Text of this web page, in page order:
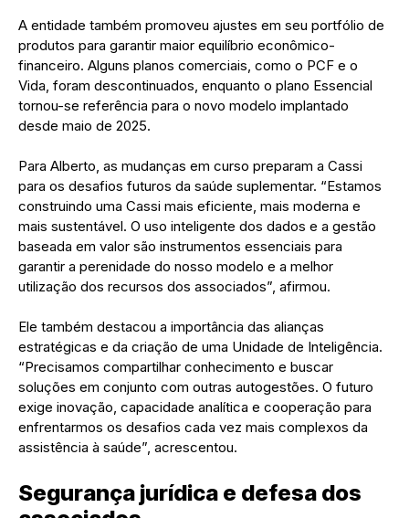
A entidade também promoveu ajustes em seu portfólio de
produtos para garantir maior equilíbrio econômico-
financeiro. Alguns planos comerciais, como o PCF e o
Vida, foram descontinuados, enquanto o plano Essencial
tornou-se referência para o novo modelo implantado
desde maio de 2025.
Para Alberto, as mudanças em curso preparam a Cassi
para os desafios futuros da saúde suplementar. “Estamos
construindo uma Cassi mais eficiente, mais moderna e
mais sustentável. O uso inteligente dos dados e a gestão
baseada em valor são instrumentos essenciais para
garantir a perenidade do nosso modelo e a melhor
utilização dos recursos dos associados”, afirmou.
Ele também destacou a importância das alianças
estratégicas e da criação de uma Unidade de Inteligência.
“Precisamos compartilhar conhecimento e buscar
soluções em conjunto com outras autogestões. O futuro
exige inovação, capacidade analítica e cooperação para
enfrentarmos os desafios cada vez mais complexos da
assistência à saúde”, acrescentou.
Segurança jurídica e defesa dos